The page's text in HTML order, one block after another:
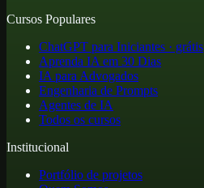
Cursos Populares
ChatGPT para Iniciantes · grátis
Aprenda IA em 30 Dias
IA para Advogados
Engenharia de Prompts
Agentes de IA
Todos os cursos
Institucional
Portfólio de projetos